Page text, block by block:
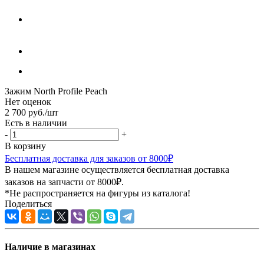
Зажим North Profile Peach
Нет оценок
2 700 руб./шт
Есть в наличии
-
+
В корзину
Бесплатная доставка для заказов от 8000₽
В нашем магазине осуществляется бесплатная доставка
заказов на запчасти от 8000₽.
*Не распространяется на фигуры из каталога!
Поделиться
Наличие в магазинах